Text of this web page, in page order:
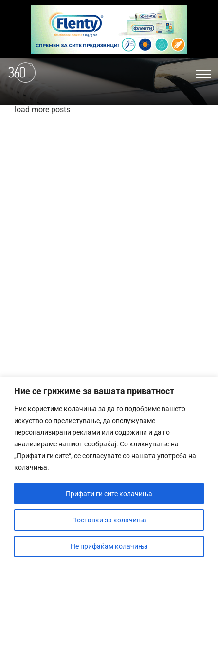
Ние се грижиме за вашата приватност
Ние користиме колачиња за да го подобриме вашето
искуство со прелистување, да опслужуваме
персонализирани реклами или содржини и да го
анализираме нашиот сообраќај. Со кликнување на
„Прифати ги сите“, се согласувате со нашата употреба на
колачиња.
Поставки за колачиња
Не прифаќам колачиња
Прифати ги сите колачиња
load more posts
СТОРИЈА
ДЕБАТА